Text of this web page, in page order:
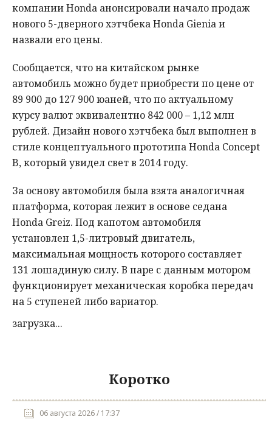
компании Honda анонсировали начало продаж
нового 5-дверного хэтчбека Honda Gienia и
назвали его цены.
Сообщается, что на китайском рынке
автомобиль можно будет приобрести по цене от
89 900 до 127 900 юаней, что по актуальному
курсу валют эквивалентно 842 000 – 1,12 млн
рублей. Дизайн нового хэтчбека был выполнен в
стиле концептуального прототипа Honda Concept
B, который увидел свет в 2014 году.
За основу автомобиля была взята аналогичная
платформа, которая лежит в основе седана
Honda Greiz. Под капотом автомобиля
установлен 1,5-литровый двигатель,
максимальная мощность которого составляет
131 лошадиную силу. В паре с данным мотором
функционирует механическая коробка передач
на 5 ступеней либо вариатор.
загрузка...
Коротко
06 августа 2026 / 17:37